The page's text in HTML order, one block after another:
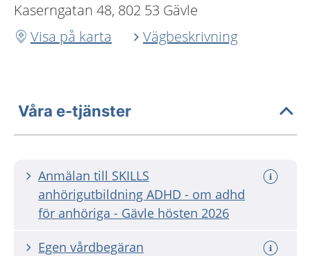
Kaserngatan 48, 802 53 Gävle
Visa på karta
Vägbeskrivning
Våra e-tjänster
Anmälan till SKILLS
anhörigutbildning ADHD - om adhd
för anhöriga - Gävle hösten 2026
Egen vårdbegäran